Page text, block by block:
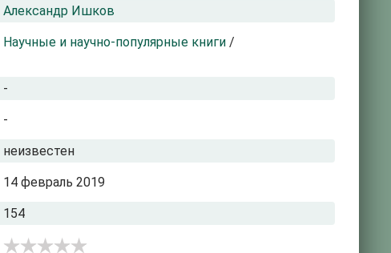
Александр Ишков
Научные и научно-популярные книги /
-
-
неизвестен
14 февраль 2019
154